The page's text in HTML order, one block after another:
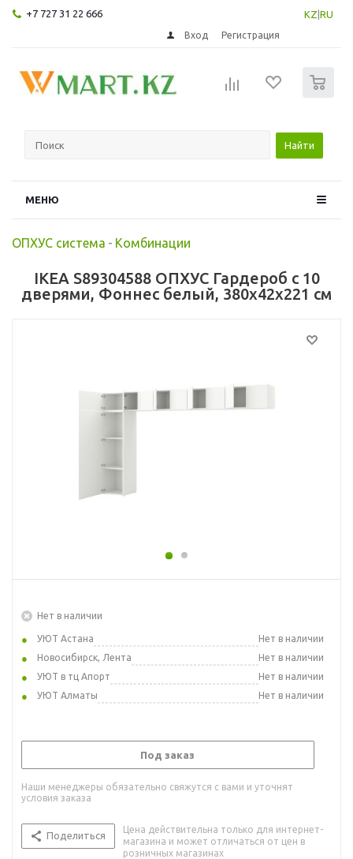
+7 727 31 22 666 KZ RU
Вход Регистрация
Найти
МЕНЮ
ОПХУС система - Комбинации
IKEA S89304588 ОПХУС Гардероб с 10
дверями, Фоннес белый, 380x42x221 см
Нет в наличии
УЮТ Астана
Нет в наличии
Новосибирск, Лента
Нет в наличии
УЮТ в тц Апорт
Нет в наличии
УЮТ Алматы
Нет в наличии
Под заказ
Наши менеджеры обязательно свяжутся с вами и уточнят
условия заказа
Поделиться
Цена действительна только для интернет-
магазина и может отличаться от цен в
розничных магазинах